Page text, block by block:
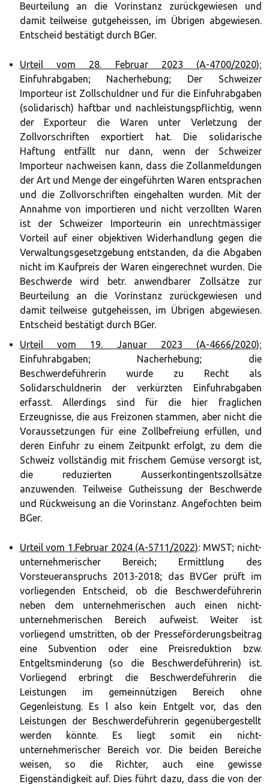
Beurteilung an die Vorinstanz zurückgewiesen und
damit teilweise gutgeheissen, im Übrigen abgewiesen.
Entscheid bestätigt durch BGer.
Urteil vom 28. Februar 2023 (A-4700/2020):
Einfuhrabgaben; Nacherhebung; Der Schweizer
Importeur ist Zollschuldner und für die Einfuhrabgaben
(solidarisch) haftbar und nachleistungspflichtig, wenn
der Exporteur die Waren unter Verletzung der
Zollvorschriften exportiert hat. Die solidarische
Haftung entfällt nur dann, wenn der Schweizer
Importeur nachweisen kann, dass die Zollanmeldungen
der Art und Menge der eingeführten Waren entsprachen
und die Zollvorschriften eingehalten wurden. Mit der
Annahme von importieren und nicht verzollten Waren
ist der Schweizer Importeurin ein unrechtmässiger
Vorteil auf einer objektiven Widerhandlung gegen die
Verwaltungsgesetzgebung entstanden, da die Abgaben
nicht im Kaufpreis der Waren eingerechnet wurden. Die
Beschwerde wird betr. anwendbarer Zollsätze zur
Beurteilung an die Vorinstanz zurückgewiesen und
damit teilweise gutgeheissen, im Übrigen abgewiesen.
Entscheid bestätigt durch BGer.
Urteil vom 19. Januar 2023 (A-4666/2020):
Einfuhrabgaben; Nacherhebung; die
Beschwerdeführerin wurde zu Recht als
Solidarschuldnerin der verkürzten Einfuhrabgaben
erfasst. Allerdings sind für die hier fraglichen
Erzeugnisse, die aus Freizonen stammen, aber nicht die
Voraussetzungen für eine Zollbefreiung erfüllen, und
deren Einfuhr zu einem Zeitpunkt erfolgt, zu dem die
Schweiz vollständig mit frischem Gemüse versorgt ist,
die reduzierten Ausserkontingentszollsätze
anzuwenden. Teilweise Gutheissung der Beschwerde
und Rückweisung an die Vorinstanz. Angefochten beim
BGer.
Urteil vom 1.Februar 2024 (A-5711/2022): MWST; nicht-
unternehmerischer Bereich; Ermittlung des
Vorsteueranspruchs 2013-2018; das BVGer prüft im
vorliegenden Entscheid, ob die Beschwerdeführerin
neben dem unternehmerischen auch einen nicht-
unternehmerischen Bereich aufweist. Weiter ist
vorliegend umstritten, ob der Presseförderungsbeitrag
eine Subvention oder eine Preisreduktion bzw.
Entgeltsminderung (so die Beschwerdeführerin) ist.
Vorliegend erbringt die Beschwerdeführerin die
Leistungen im gemeinnützigen Bereich ohne
Gegenleistung. Es l also kein Entgelt vor, das den
Leistungen der Beschwerdeführerin gegenübergestellt
werden könnte. Es liegt somit ein nicht-
unternehmerischer Bereich vor. Die beiden Bereiche
weisen, so die Richter, auch eine gewisse
Eigenständigkeit auf. Dies führt dazu, dass die von der